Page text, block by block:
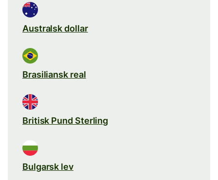
Australsk dollar
Brasiliansk real
Britisk Pund Sterling
Bulgarsk lev